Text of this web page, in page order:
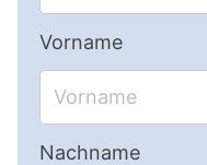
Vorname
Nachname